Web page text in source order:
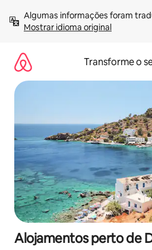
para
Mostrar idioma original
Transforme o
Alojamentos perto de